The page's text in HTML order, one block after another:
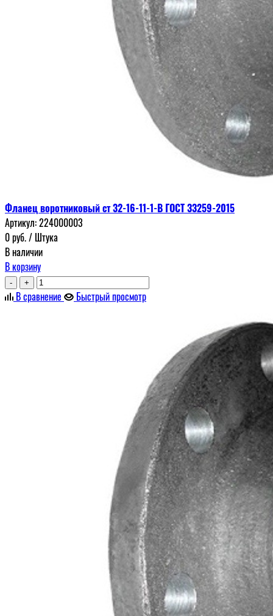
Фланец воротниковый ст 32-16-11-1-В ГОСТ 33259-2015
Артикул:224000003
0руб./ Штука
В наличии
В корзину
- +
В сравнение Быстрый просмотр